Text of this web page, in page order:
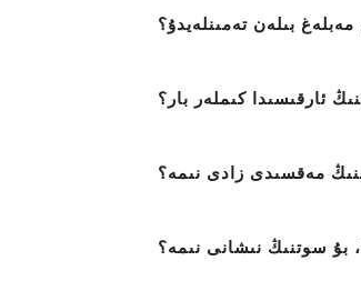
بىلەن تەمىنلەيدۇ؟
ئارقىسىدا كىملەر بار؟
مەقسىدى زادى نىمە؟
بۇ سوتنىڭ نىشانى نىمە؟